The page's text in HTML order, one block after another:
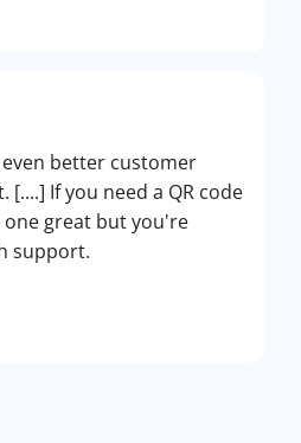
better customer
If you need a QR code
great but you're
support.